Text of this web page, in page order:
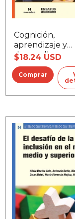
Cognición,
aprendizaje y
desarrollo
$18.24 USD